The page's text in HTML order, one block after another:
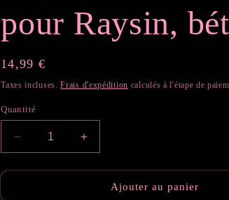
pour Raysin,
Prix
habituel
14,99 €
Taxes incluses.Frais d'expédition calculés à l'étape de
Quantité
Réduire
la
quantité
Augmenter
la
quantité
Ajouter au panier